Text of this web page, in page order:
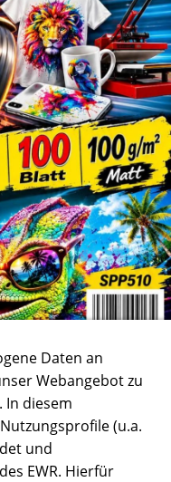
Daten an
Webangebot zu
In diesem
(u.a.
und
EWR. Hierfür